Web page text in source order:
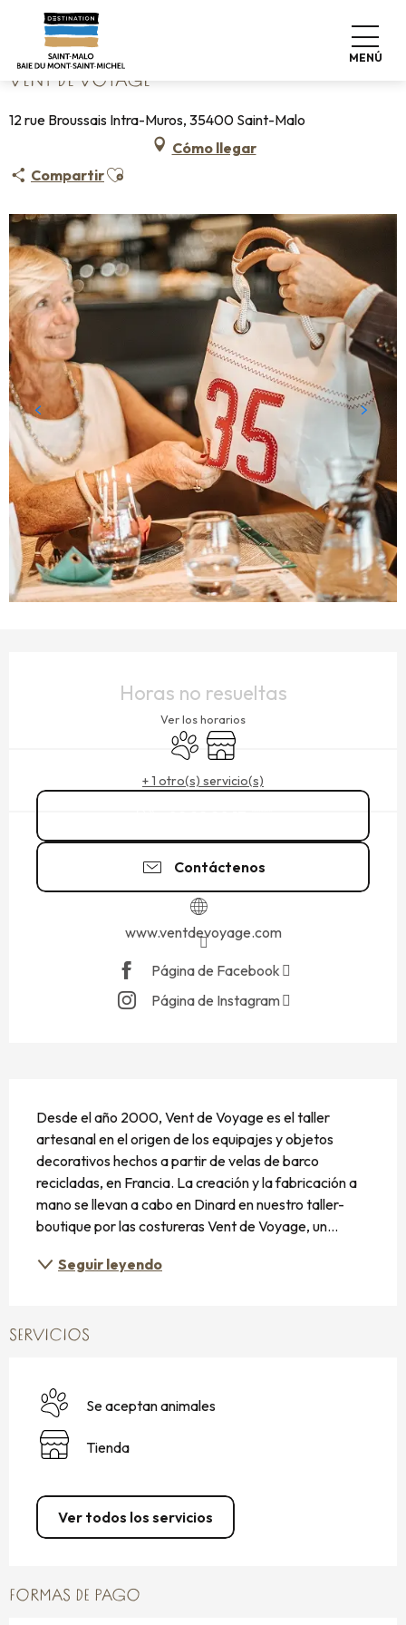
contenu
principal
MENÚ
Home Vent de Voyage
VENT DE VOYAGE
12 rue Broussais Intra-Muros, 35400 Saint-Malo
Cómo llegar
CompartirAjouter aux favoris
Horas no resueltas
Ver los horarios
Se aceptan animales
Tienda
+ 1 otro(s) servicio(s)
Contáctenos
www.ventdevoyage.com
Página de Facebook
Página de Instagram
Desde el año 2000, Vent de Voyage es el taller
artesanal en el origen de los equipajes y objetos
decorativos hechos a partir de velas de barco
recicladas, en Francia. La creación y la fabricación a
mano se llevan a cabo en Dinard en nuestro taller-
boutique por las costureras Vent de Voyage, un...
Seguir leyendo
SERVICIOS
Se aceptan animales
Tienda
Ver todos los servicios
FORMAS DE PAGO